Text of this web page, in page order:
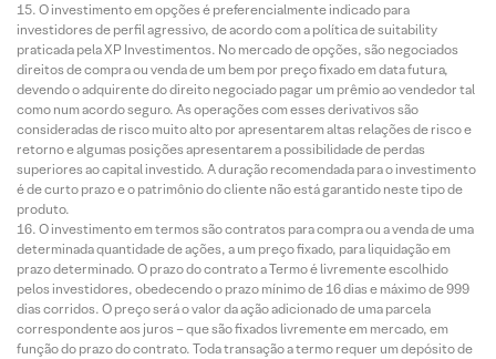
O investimento em opções é preferencialmente indicado para
investidores de perfil agressivo, de acordo com a política de suitability
praticada pela XP Investimentos. No mercado de opções, são negociados
direitos de compra ou venda de um bem por preço fixado em data futura,
devendo o adquirente do direito negociado pagar um prêmio ao vendedor tal
como num acordo seguro. As operações com esses derivativos são
consideradas de risco muito alto por apresentarem altas relações de risco e
retorno e algumas posições apresentarem a possibilidade de perdas
superiores ao capital investido. A duração recomendada para o investimento
é de curto prazo e o patrimônio do cliente não está garantido neste tipo de
produto.
O investimento em termos são contratos para compra ou a venda de uma
determinada quantidade de ações, a um preço fixado, para liquidação em
prazo determinado. O prazo do contrato a Termo é livremente escolhido
pelos investidores, obedecendo o prazo mínimo de 16 dias e máximo de 999
dias corridos. O preço será o valor da ação adicionado de uma parcela
correspondente aos juros – que são fixados livremente em mercado, em
função do prazo do contrato. Toda transação a termo requer um depósito de